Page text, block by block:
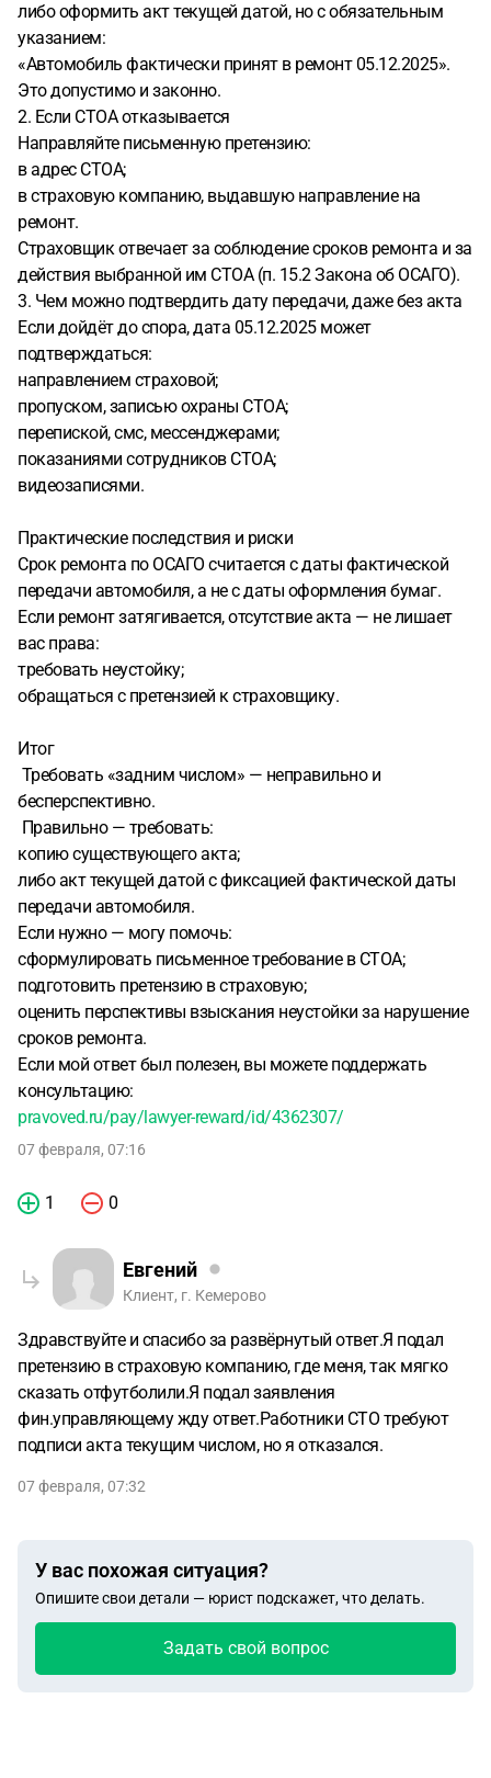
либо оформить акт текущей датой, но с обязательным
указанием:
«Автомобиль фактически принят в ремонт 05.12.2025».
Это допустимо и законно.
2. Если СТОА отказывается
Направляйте письменную претензию:
в адрес СТОА;
в страховую компанию, выдавшую направление на
ремонт.
Страховщик отвечает за соблюдение сроков ремонта и за
действия выбранной им СТОА (п. 15.2 Закона об ОСАГО).
3. Чем можно подтвердить дату передачи, даже без акта
Если дойдёт до спора, дата 05.12.2025 может
подтверждаться:
направлением страховой;
пропуском, записью охраны СТОА;
перепиской, смс, мессенджерами;
показаниями сотрудников СТОА;
видеозаписями.
Практические последствия и риски
Срок ремонта по ОСАГО считается с даты фактической
передачи автомобиля, а не с даты оформления бумаг.
Если ремонт затягивается, отсутствие акта — не лишает
вас права:
требовать неустойку;
обращаться с претензией к страховщику.
Итог
Требовать «задним числом» — неправильно и
бесперспективно.
Правильно — требовать:
копию существующего акта;
либо акт текущей датой с фиксацией фактической даты
передачи автомобиля.
Если нужно — могу помочь:
сформулировать письменное требование в СТОА;
подготовить претензию в страховую;
оценить перспективы взыскания неустойки за нарушение
сроков ремонта.
Если мой ответ был полезен, вы можете поддержать
консультацию:
pravoved.ru/pay/lawyer-reward/id/4362307/
07 февраля, 07:16
1 0
Евгений
Клиент, г. Кемерово
Здравствуйте и спасибо за развёрнутый ответ.Я подал
претензию в страховую компанию, где меня, так мягко
сказать отфутболили.Я подал заявления
фин.управляющему жду ответ.Работники СТО требуют
подписи акта текущим числом, но я отказался.
07 февраля, 07:32
У вас похожая ситуация?
Опишите свои детали — юрист подскажет, что делать.
Задать свой вопрос